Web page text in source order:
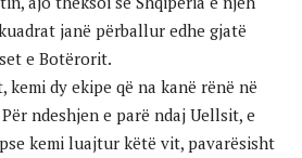
janë përballur edhe gjatë
e Botërorit.
kemi dy ekipe që na kanë rënë në
ndeshjen e parë ndaj Uellsit, e
kemi luajtur këtë vit, pavarësisht